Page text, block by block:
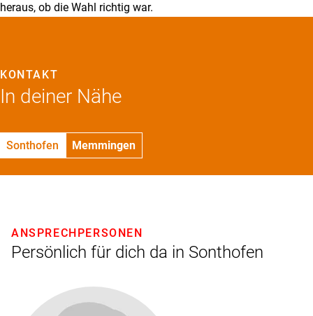
heraus, ob die Wahl richtig war.
In deiner Nähe
KONTAKT
Sonthofen Memmingen
Persönlich für dich da in Sonthofen
ANSPRECHPERSONEN